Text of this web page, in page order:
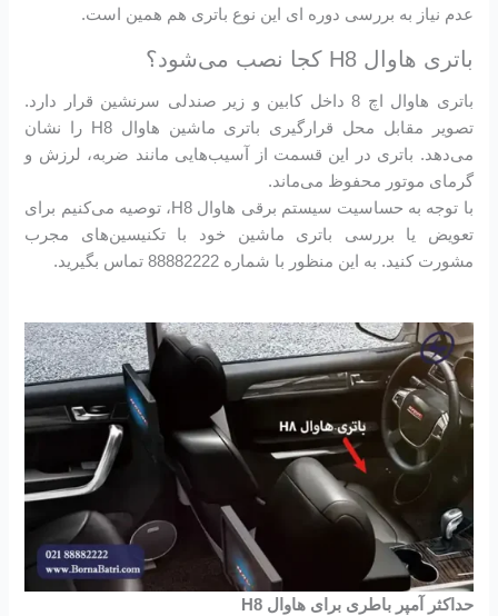
عدم نیاز به بررسی دوره ای این نوع باتری هم همین است.
باتری هاوال H8 کجا نصب می‌شود؟
باتری هاوال اچ 8 داخل کابین و زیر صندلی سرنشین قرار دارد.
تصویر مقابل محل قرارگیری باتری ماشین هاوال H8 را نشان
می‌دهد. باتری در این قسمت از آسیب‌هایی مانند ضربه، لرزش و
گرمای موتور محفوظ می‌ماند.
با توجه به حساسیت سیستم برقی هاوال H8، توصیه می‌کنیم برای
تعویض یا بررسی باتری ماشین خود با تکنیسین‌های مجرب
مشورت کنید. به این منظور با شماره 88882222 تماس بگیرید.
حداکثر آمپر باطری برای هاوال H8